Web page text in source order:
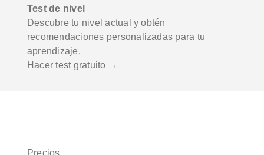
Test de nivel
Descubre tu nivel actual y obtén
recomendaciones personalizadas para tu
aprendizaje.
Hacer test gratuito →
Precios